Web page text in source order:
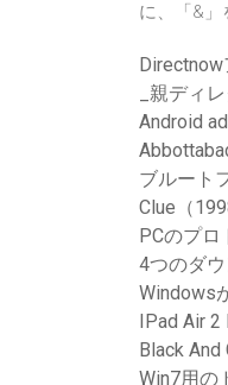
に、「&」
_親ディ
Android
ブルート
Clue（
PCのプロ
4つのダ
Windows
IPad Air 2
Black
Win7用の